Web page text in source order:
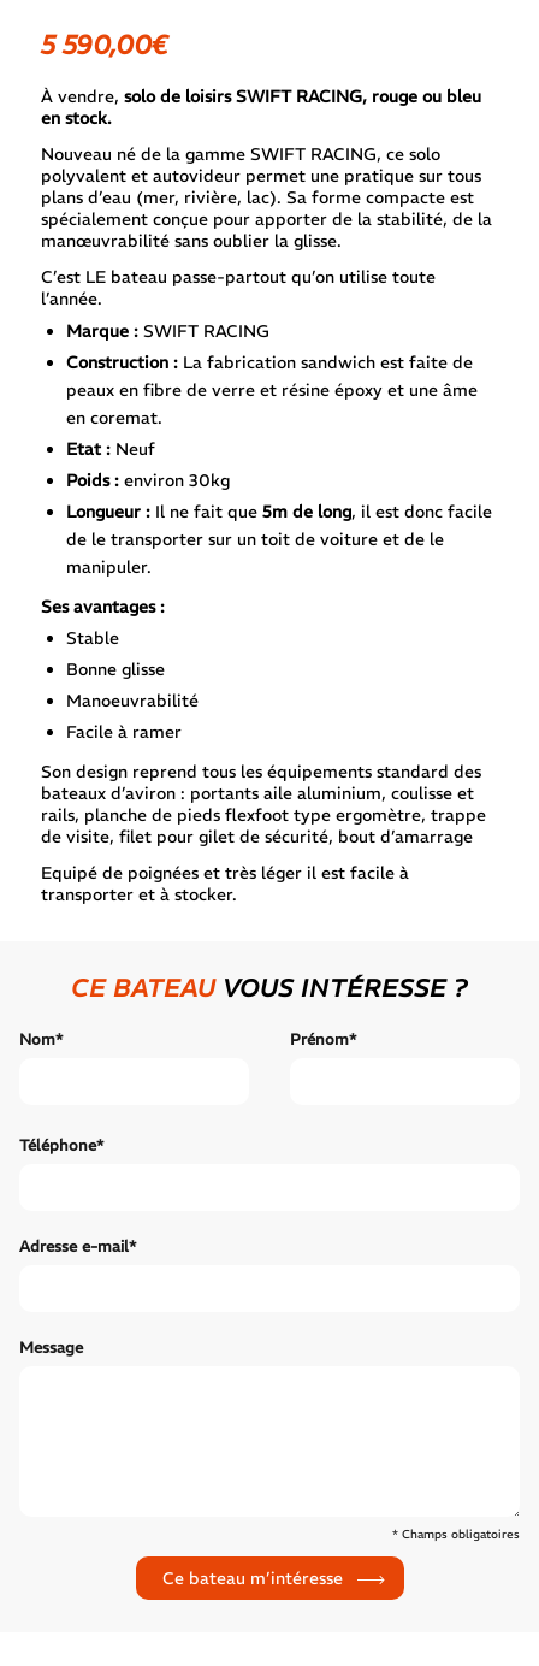
5 590,00€
À vendre, solo de loisirs SWIFT RACING, rouge ou bleu
en stock.
Nouveau né de la gamme SWIFT RACING, ce solo
polyvalent et autovideur permet une pratique sur tous
plans d’eau (mer, rivière, lac). Sa forme compacte est
spécialement conçue pour apporter de la stabilité, de la
manœuvrabilité sans oublier la glisse.
C’est LE bateau passe-partout qu’on utilise toute
l’année.
Marque :SWIFT RACING
Construction :La fabrication sandwich est faite de
peaux en fibre de verre et résine époxy et une âme
en coremat.
Etat :Neuf
Poids :environ 30kg
Longueur :Il ne fait que 5m de long, il est donc facile
de le transporter sur un toit de voiture et de le
manipuler.
Ses avantages :
Stable
Bonne glisse
Manoeuvrabilité
Facile à ramer
Son design reprend tous les équipements standard des
bateaux d’aviron : portants aile aluminium, coulisse et
rails, planche de pieds flexfoot type ergomètre, trappe
de visite, filet pour gilet de sécurité, bout d’amarrage
Equipé de poignées et très léger il est facile à
transporter et à stocker.
CE BATEAUVOUS INTÉRESSE ?
Nom* Prénom*
Téléphone*
Adresse e-mail*
Message
* Champs obligatoires